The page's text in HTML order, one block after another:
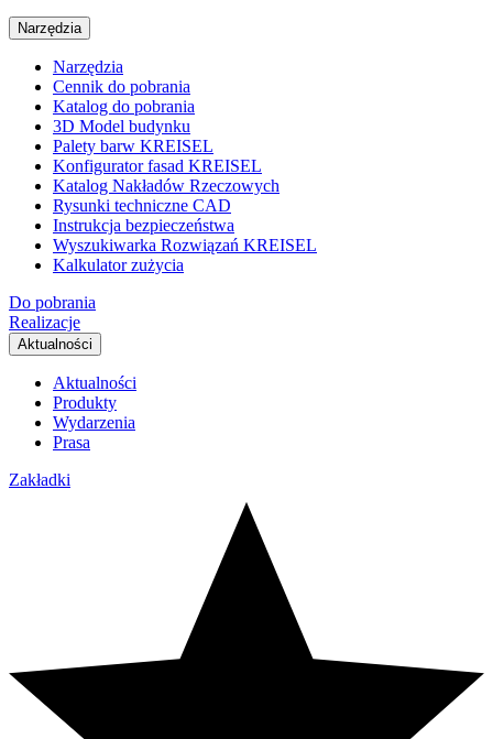
Narzędzia
Narzędzia
Cennik do pobrania
Katalog do pobrania
3D Model budynku
Palety barw KREISEL
Konfigurator fasad KREISEL
Katalog Nakładów Rzeczowych
Rysunki techniczne CAD
Instrukcja bezpieczeństwa
Wyszukiwarka Rozwiązań KREISEL
Kalkulator zużycia
Do pobrania
Realizacje
Aktualności
Aktualności
Produkty
Wydarzenia
Prasa
Zakładki